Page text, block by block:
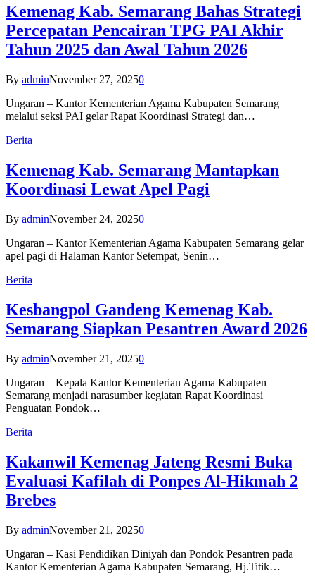
Kemenag Kab. Semarang Bahas Strategi
Percepatan Pencairan TPG PAI Akhir
Tahun 2025 dan Awal Tahun 2026
By adminNovember 27, 20250
Ungaran – Kantor Kementerian Agama Kabupaten Semarang
melalui seksi PAI gelar Rapat Koordinasi Strategi dan…
Berita
Kemenag Kab. Semarang Mantapkan
Koordinasi Lewat Apel Pagi
By adminNovember 24, 20250
Ungaran – Kantor Kementerian Agama Kabupaten Semarang gelar
apel pagi di Halaman Kantor Setempat, Senin…
Berita
Kesbangpol Gandeng Kemenag Kab.
Semarang Siapkan Pesantren Award 2026
By adminNovember 21, 20250
Ungaran – Kepala Kantor Kementerian Agama Kabupaten
Semarang menjadi narasumber kegiatan Rapat Koordinasi
Penguatan Pondok…
Berita
Kakanwil Kemenag Jateng Resmi Buka
Evaluasi Kafilah di Ponpes Al-Hikmah 2
Brebes
By adminNovember 21, 20250
Ungaran – Kasi Pendidikan Diniyah dan Pondok Pesantren pada
Kantor Kementerian Agama Kabupaten Semarang, Hj.Titik…